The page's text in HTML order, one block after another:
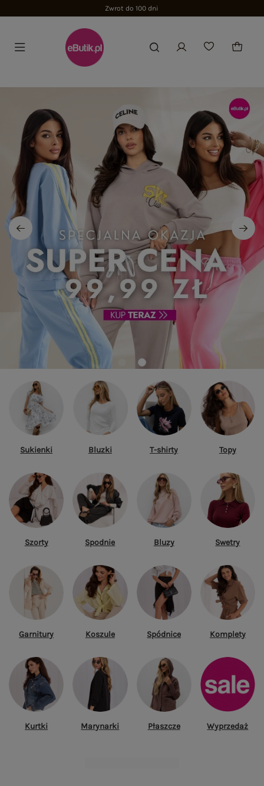
Zwrot do 100 dni
Sukienki Bluzki T-shirty Topy
Szorty Spodnie Bluzy Swetry
Garnitury Koszule Spódnice Komplety
Kurtki Marynarki Płaszcze Wyprzedaż